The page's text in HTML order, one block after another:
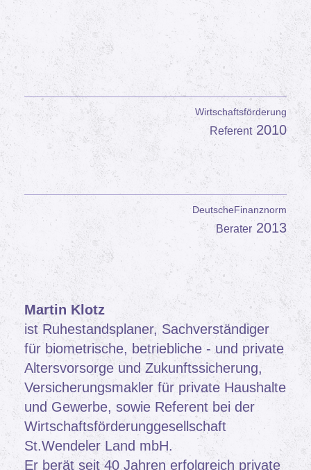
Wirtschaftsförderung
Referent2010
DeutscheFinanznorm
Berater 2013
Martin Klotz
ist Ruhestandsplaner, Sachverständiger
für biometrische, betriebliche - und private
Altersvorsorge und Zukunftssicherung,
Versicherungsmakler für private Haushalte
und Gewerbe, sowie Referent bei der
Wirtschaftsförderunggesellschaft
St.Wendeler Land mbH.
Er berät seit 40 Jahren erfolgreich private